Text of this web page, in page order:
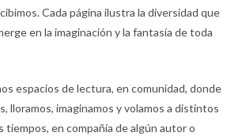
Cada página ilustra la diversidad que
en la imaginación y la fantasía de toda
espacios de lectura, en comunidad, donde
lloramos, imaginamos y volamos a distintos
en compañía de algún autor o